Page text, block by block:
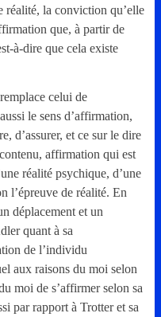
réalité, la conviction qu’elle
que, à partir de
à-dire que cela existe
celui de
le sens d’affirmation,
d’assurer, et ce sur le dire
affirmation qui est
réalité psychique, d’une
l’épreuve de réalité. En
déplacement et un
quant à sa
de l’individu
aux raisons du moi selon
moi de s’affirmer selon sa
par rapport à Trotter et sa